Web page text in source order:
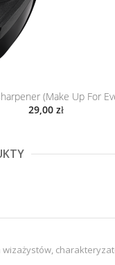
(Make Up For
29,00 zł